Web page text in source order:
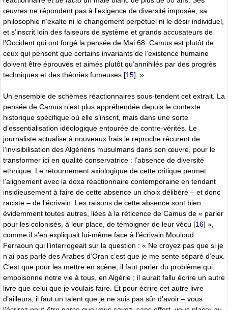
œuvres ne répondent pas à l’exigence de diversité imposée, sa
philosophie n’exalte ni le changement perpétuel ni le désir individuel,
et s’inscrit loin des faiseurs de système et grands accusateurs de
l’Occident qui ont forgé la pensée de Mai 68. Camus est plutôt de
ceux qui pensent que certains invariants de l’existence humaine
doivent être éprouvés et aimés plutôt qu’annihilés par des progrès
techniques et des théories fumeuses [15]. »
Un ensemble de schèmes réactionnaires sous-tendent cet extrait. La
pensée de Camus n’est plus appréhendée depuis le contexte
historique spécifique où elle s’inscrit, mais dans une sorte
d’essentialisation idéologique entourée de contre-vérités. Le
journaliste actualise à nouveaux frais le reproche récurent de
l’invisibilisation des Algériens musulmans dans son œuvre, pour le
transformer ici en qualité conservatrice : l’absence de diversité
ethnique. Le retournement axiologique de cette critique permet
l’alignement avec la doxa réactionnaire contemporaine en tendant
insidieusement à faire de cette absence un choix délibéré – et donc
raciste – de l’écrivain. Les raisons de cette absence sont bien
évidemment toutes autres, liées à la réticence de Camus de « parler
pour les colonisés, à leur place, de témoigner de leur vécu [16] »,
comme il s’en expliquait lui-même face à l’écrivain Mouloud
Ferraoun qui l’interrogeait sur la question : « Ne croyez pas que si je
n’ai pas parlé des Arabes d’Oran c’est que je me sente séparé d’eux.
C’est que pour les mettre en scène, il faut parler du problème qui
empoisonne notre vie à tous, en Algérie ; il aurait fallu écrire un autre
livre que celui que je voulais faire. Et pour écrire cet autre livre
d’ailleurs, il faut un talent que je ne suis pas sûr d’avoir – vous